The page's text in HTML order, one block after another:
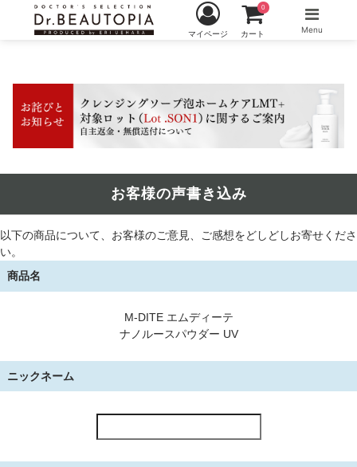
マイページ カート
0
Menu
お客様の声書き込み
以下の商品について、お客様のご意見、ご感想をどしどしお寄せくださ
い。
商品名
M-DITE エムディーテ
ナノルースパウダー UV
ニックネーム